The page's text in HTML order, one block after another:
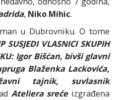
, Niko Mihic.
u Dubrovniku. O tome
SUSJEDI VLASNICI SKUPIH
Igor Bišćan, bivši glavni
Blaženka Lackovića,
tajnik, suvlasnik
Ateliera srećeizgrađena